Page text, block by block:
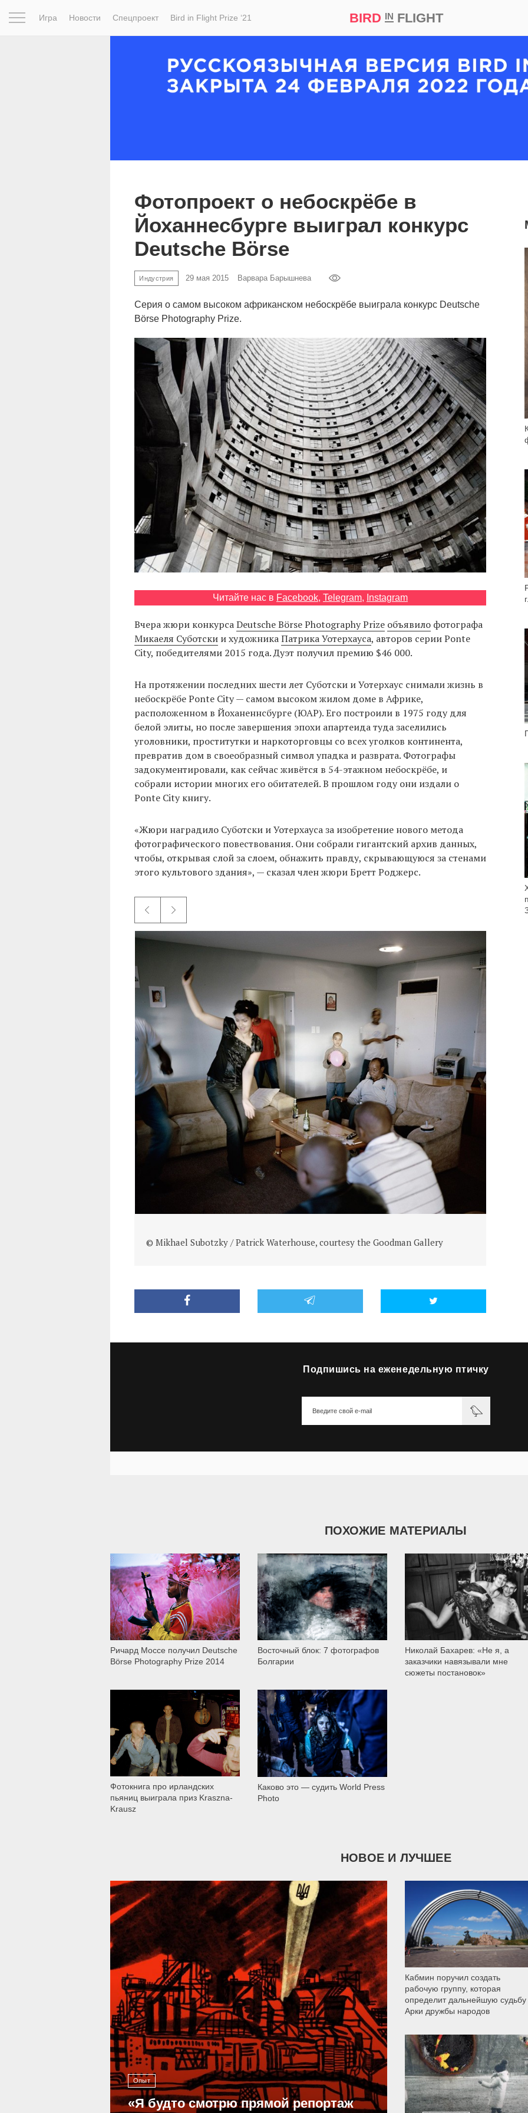
Игра Новости Спецпроект Bird in Flight Prize ‘21 BIRD INFLIGHT
Фотопроект о небоскрёбе в
Йоханнесбурге выиграл конкурс
Deutsche Börse
Индустрия 29 мая 2015 Варвара Барышнева
Серия о самом высоком африканском небоскрёбе выиграла конкурс Deutsche
Börse Photography Prize.
Читайте нас в Facebook, Telegram, Instagram
Вчера жюри конкурсаDeutsche Börse Photography Prize объявилофотографа
Микаеля Суботскии художникаПатрика Уотерхауса, авторов серии Ponte
City, победителями 2015 года. Дуэт получил премию $46 000.
На протяжении последних шести лет Суботски и Уотерхаус снимали жизнь в
небоскрёбе Ponte City — самом высоком жилом доме в Африке,
расположенном в Йоханеннсбурге (ЮАР). Его построили в 1975 году для
белой элиты, но после завершения эпохи апартеида туда заселились
уголовники, проститутки и наркоторговцы со всех уголков континента,
превратив дом в своеобразный символ упадка и разврата. Фотографы
задокументировали, как сейчас живётся в 54-этажном небоскрёбе, и
собрали истории многих его обитателей. В прошлом году они издали о
Ponte City книгу.
«Жюри наградило Суботски и Уотерхауса за изобретение нового метода
фотографического повествования. Они собрали гигантский архив данных,
чтобы, открывая слой за слоем, обнажить правду, скрывающуюся за стенами
этого культового здания», — сказал член жюри Бретт Роджерс.
© Mikhael Subotzky / Patrick Waterhouse, courtesy the Goodman Gallery
Подпишись на еженедельную птичку
ПОХОЖИЕ МАТЕРИАЛЫ
Ричард Моссе получил Deutsche
Börse Photography Prize 2014
1 256
Восточный блок: 7 фотографов
Болгарии
2 876
Николай Бахарев: «Не я, а
заказчики навязывали мне
сюжеты постановок»
53 115
Фотокнига про ирландских
пьяниц выиграла приз Kraszna-
Krausz
Каково это — судить World Press
Photo
8 109
НОВОЕ И ЛУЧШЕЕ
Опыт
«Я будто смотрю прямой репортаж
39 296
Кабмин поручил создать
рабочую группу, которая
определит дальнейшую судьбу
Арки дружбы народов
9 790
12 307